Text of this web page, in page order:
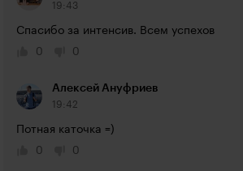
19:43
Спасибо за интенсив. Всем успехов
0
0
Алексей Ануфриев
19:42
Потная каточка =)
0
0